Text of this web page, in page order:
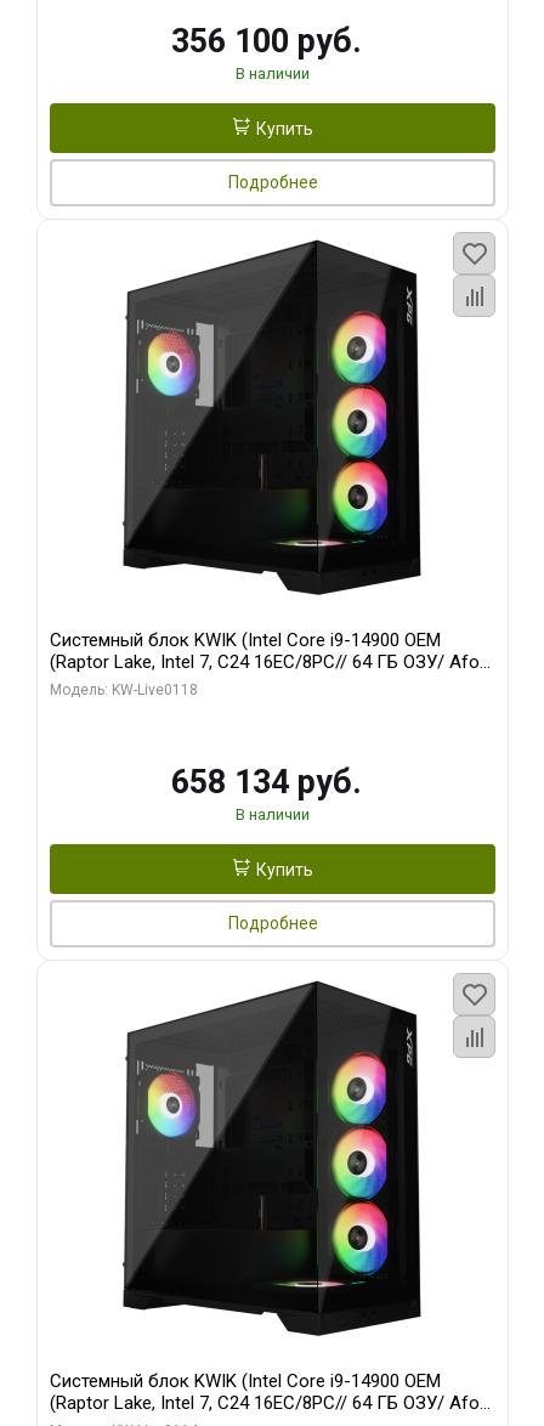
356 100 руб.
В наличии
Купить
Подробнее
Системный блок KWIK (Intel Core i9-14900 OEM
(Raptor Lake, Intel 7, C24 16EC/8PC// 64 ГБ ОЗУ/ Afox
RTX4090 24GB GDDR6X 384-Bit 3xDP HDMI ATX Turbo/
Модель: KW-Live0118
658 134 руб.
В наличии
Купить
Подробнее
Системный блок KWIK (Intel Core i9-14900 OEM
(Raptor Lake, Intel 7, C24 16EC/8PC// 64 ГБ ОЗУ/ Afox